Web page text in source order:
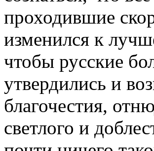
проходившие
изменился к
чтобы русские
утвердились и
благочестия,
светлого и